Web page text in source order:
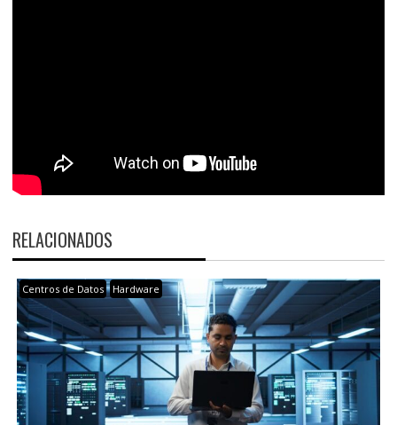
RELACIONADOS
Centros de Datos Hardware